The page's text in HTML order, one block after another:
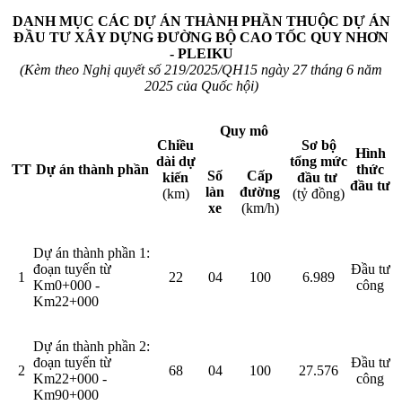
DANH MỤC CÁC DỰ ÁN THÀNH PHẦN THUỘC DỰ ÁN
ĐẦU TƯ XÂY DỰNG ĐƯỜNG BỘ CAO TỐC QUY NHƠN
- PLEIKU
(Kèm theo Nghị quyết số 219/2025/QH15 ngày 27 tháng 6 năm
2025 của Quốc hội)
TT Dự án thành phần
Chiều
dài dự
kiến
(km)
Quy mô
Sơ bộ
tổng mức
đầu tư
(tỷ đồng)
Hình
thức
đầu tư
Số
làn
xe
Cấp
đường
(km/h)
1
Dự án thành phần 1:
đoạn tuyến từ
Km0+000 -
Km22+000
22 04 100 6.989
Đầu tư
công
2
Dự án thành phần 2:
đoạn tuyến từ
Km22+000 -
Km90+000
68 04 100 27.576
Đầu tư
công